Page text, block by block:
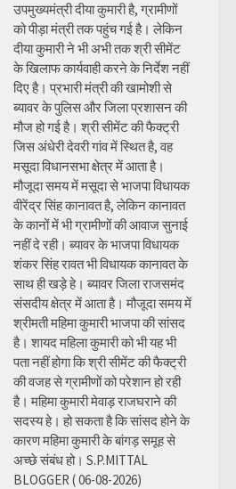
उपमुख्यमंत्री दीया कुमारी है, ग्रामीणों
को पीड़ा मंत्री तक पहुंच गई है। लेकिन
दीया कुमारी ने भी अभी तक श्री सीमेंट
के खिलाफ कार्यवाही करने के निर्देश नहीं
दिए है। प्रभारी मंत्री की खामोशी से
ब्यावर के पुलिस और जिला प्रशासन की
मौज हो गई है। श्री सीमेंट की फैक्ट्री
जिस अंधेरी देवरी गांव में स्थित है, वह
मसूदा विधानसभा क्षेत्र में आता है।
मौजूदा समय में मसूदा से भाजपा विधायक
वीरेंद्र सिंह कानावत है, लेकिन कानावत
के कानों में भी ग्रामीणों की आवाज सुनाई
नहीं दे रही। ब्यावर के भाजपा विधायक
शंकर सिंह रावत भी विधायक कानावत के
साथ ही खड़े हे। ब्यावर जिला राजसमंद
संसदीय क्षेत्र में आता है। मौजूदा समय में
श्रीमती महिमा कुमारी भाजपा की सांसद
है। शायद महिला कुमारी को भी यह भी
पता नहीं होगा कि श्री सीमेंट की फैक्ट्री
की वजह से ग्रामीणों को परेशान हो रही
है। महिमा कुमारी मेवाड़ राजघराने की
सदस्य हे। हो सकता है कि सांसद होने के
कारण महिमा कुमारी के बांगड़ समूह से
अच्छे संबंध हो। S.P.MITTAL
BLOGGER ( 06-08-2026)